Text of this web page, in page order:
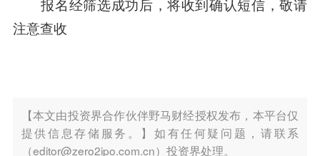
报名经筛选成功后，将收到确认短信，敬请
注意查收
【本文由投资界合作伙伴野马财经授权发布，本平台仅
提供信息存储服务。】如有任何疑问题，请联系
（editor@zero2ipo.com.cn）投资界处理。